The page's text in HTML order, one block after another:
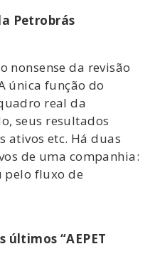
Petrobrás
nonsense da revisão
única função do
real da
seus resultados
ativos etc. Há duas
de uma companhia:
pelo fluxo de
“AEPET